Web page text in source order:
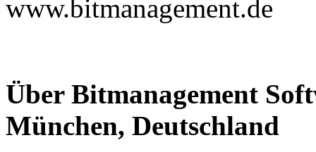
www.bitmanagement.de
Über Bitmanagement
München, Deutschland